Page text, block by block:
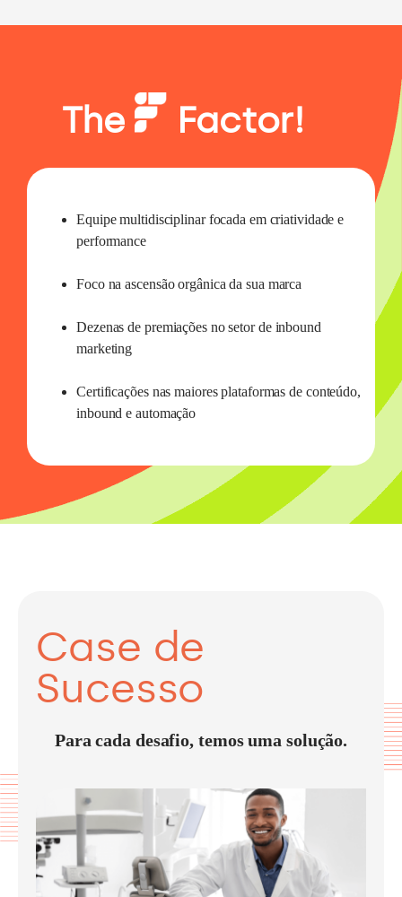
The Factor!
Equipe multidisciplinar focada em criatividade e
performance
Foco na ascensão orgânica da sua marca
Dezenas de premiações no setor de inbound
marketing
Certificações nas maiores plataformas de conteúdo,
inbound e automação
Case de
Sucesso
Para cada desafio, temos uma solução.